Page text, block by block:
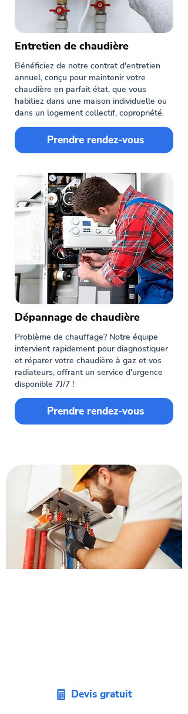
Entretien de chaudière
Bénéficiez de notre contrat d'entretien
annuel, conçu pour maintenir votre
chaudière en parfait état, que vous
habitiez dans une maison individuelle ou
dans un logement collectif, copropriété.
Prendre rendez-vous
Dépannage de chaudière
Problème de chauffage? Notre équipe
intervient rapidement pour diagnostiquer
et réparer votre chaudière à gaz et vos
radiateurs, offrant un service d'urgence
disponible 7J/7 !
Prendre rendez-vous
Devis gratuit